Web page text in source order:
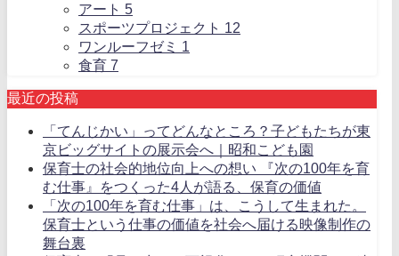
アート 5
スポーツプロジェクト 12
ワンルーフゼミ 1
食育 7
最近の投稿
「てんじかい」ってどんなところ？子どもたちが東
京ビッグサイトの展示会へ｜昭和こども園
保育士の社会的地位向上への想い 『次の100年を育
む仕事』をつくった4人が語る、保育の価値
「次の100年を育む仕事」は、こうして生まれた。
保育士という仕事の価値を社会へ届ける映像制作の
舞台裏